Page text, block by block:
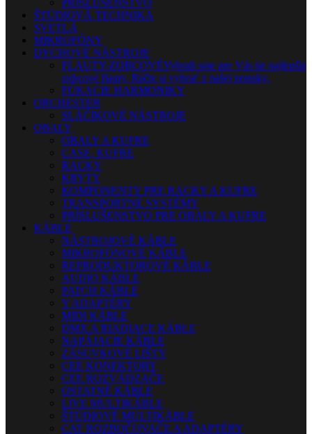
PRÍSLUŠENSTVO
ŠTÚDIOVÁ TECHNIKA
SVETLÁ
MIKROFÓNY
DYCHOVÉ NÁSTROJE
FLAUTY-ZOBCOVÉVybrali sme pre Vás tie najlepšie
zobcové flauty. Ráčte si vybrať z našej ponuky.
FÚKACIE HARMONIKY
ORCHESTER
SLÁČIKOVÉ NÁSTROJE
OBALY
OBALY A KUFRE
CASE, KUFRE
RACKY
KRYTY
KOMPONENTY PRE RACKY A KUFRE
TRANSPORTNÉ SYSTÉMY
PRÍSLUŠENSTVO PRE OBALY A KUFRE
KÁBLE
NÁSTROJOVÉ KÁBLE
MIKROFÓNOVÉ KÁBLE
REPRODUKTOROVÉ KÁBLE
AUDIO KÁBLE
PATCH KÁBLE
Y ADAPTÉRY
MIDI KÁBLE
DMX A RIADIACE KÁBLE
NAPÁJACIE KÁBLE
ZÁSUVKOVÉ LIŠTY
CEE KONEKTORY
CEE ROZVÁDZAČE
OSTATNÉ KÁBLE
LIVE MULTIKÁBLE
ŠTÚDIOVÉ MULTIKÁBLE
CAT ROZBOČOVAČE A ADAPTÉRY